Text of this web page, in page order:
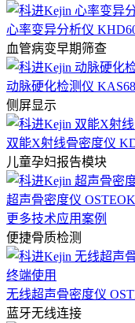
心率变异分析仪
血管病变早期筛查
动脉硬化检测仪
侧屏显示
双能X射线骨密度仪
儿童孕妇报告模块
超声骨密度仪
更多技术应用案例
便捷骨质检测
无线超声骨密度仪
蓝牙无线连接